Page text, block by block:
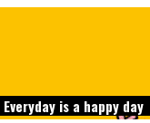
Everyday is a happy day